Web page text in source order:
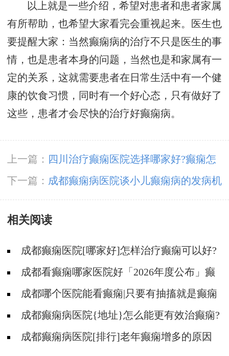
以上就是一些介绍，希望对患者和患者家属
有所帮助，也希望大家看完会重视起来。医生也
要提醒大家：当然癫痫病的治疗不只是医生的事
情，也是患者本身的问题，当然也是和家属有一
定的关系，这就需要患者在日常生活中有一个健
康的饮食习惯，同时有一个好心态，只有做好了
这些，患者才会尽快的治疗好癫痫病。
上一篇：
​四川治疗癫痫医院选择哪家好?癫痫怎
么能好?
下一篇： 成都癫痫病医院谈小儿癫痫病的发病机
制有哪些?
相关阅读
成都癫痫医院[哪家好]怎样治疗癫痫可以好?
成都看癫痫哪家医院好「2026年度公布」癫
痫病人的饮食禁忌
成都哪个医院能看癫痫|只要有抽搐就是癫痫
病吗?成都癫痫病医院{地址}怎么能更有效治癫痫?
成都癫痫病医院[排行]老年癫痫增多的原因